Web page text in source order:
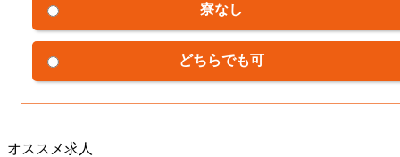
寮なし
どちらでも可
オススメ求人